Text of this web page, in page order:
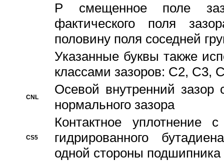
P смещенное поле
фактического поля
половину поля соседней
Указанные буквы также
классами зазоров: С2,
CNL
Осевой внутренний зазор
нормального зазора
CS5
Контактное уплотнение
гидрированного
одной стороны подшипника